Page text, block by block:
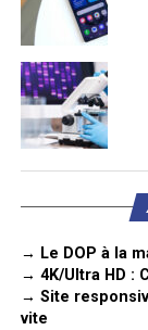
→ Le DOP à la
→ 4K/Ultra HD :
→ Site
vite